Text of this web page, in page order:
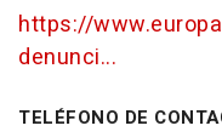
https://
denunci...
TELÉFONO DE